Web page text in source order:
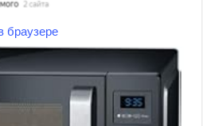
браузере